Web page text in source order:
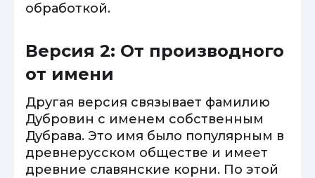
обработкой.
Версия 2: От производного
от имени
Другая версия связывает фамилию
Дубровин с именем собственным
Дубрава. Это имя было популярным в
древнерусском обществе и имеет
древние славянские корни. По этой